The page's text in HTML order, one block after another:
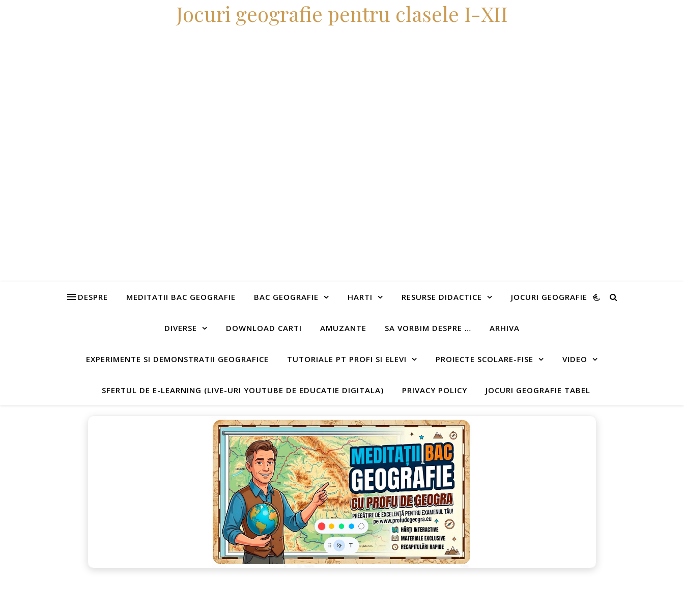
Jocuri geografie pentru clasele I-XII
DESPRE MEDITATII BAC GEOGRAFIE BAC GEOGRAFIE HARTI RESURSE DIDACTICE JOCURI GEOGRAFIE
DIVERSE DOWNLOAD CARTI AMUZANTE SA VORBIM DESPRE … ARHIVA
EXPERIMENTE SI DEMONSTRATII GEOGRAFICE TUTORIALE PT PROFI SI ELEVI PROIECTE SCOLARE-FISE VIDEO
SFERTUL DE E-LEARNING (LIVE-URI YOUTUBE DE EDUCATIE DIGITALA) PRIVACY POLICY JOCURI GEOGRAFIE TABEL